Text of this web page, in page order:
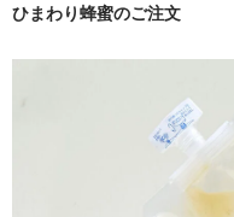
ひまわり蜂蜜のご注文